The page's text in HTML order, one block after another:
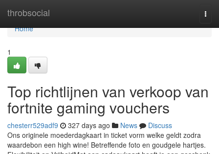
throbsocial
Home
Home
1
Top richtlijnen van verkoop van
fortnite gaming vouchers
chesterr529adf9 327 days ago News
Discuss
Ons originele moederdagkaart in ticket vorm welke geldt zodra
waardebon een high wine! Betreffende foto en goudgele hartjes.